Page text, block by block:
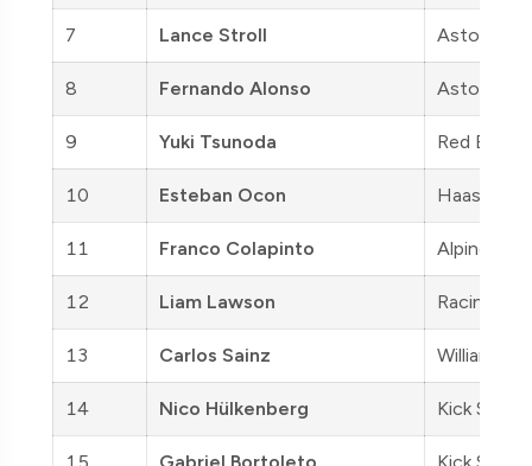
7 Lance Stroll Aston
8 Fernando Alonso Aston
9 Yuki Tsunoda Red Bull
10 Esteban Ocon Haas
11 Franco Colapinto Alpine
12 Liam Lawson Racing
13 Carlos Sainz Williams
14 Nico Hülkenberg Kick
15 Gabriel Bortoleto Kick